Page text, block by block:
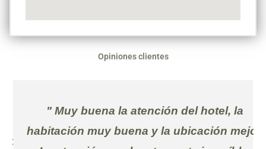
Opiniones clientes
" Muy buena la atención del hotel, la
habitación muy buena y la ubicación mejor.